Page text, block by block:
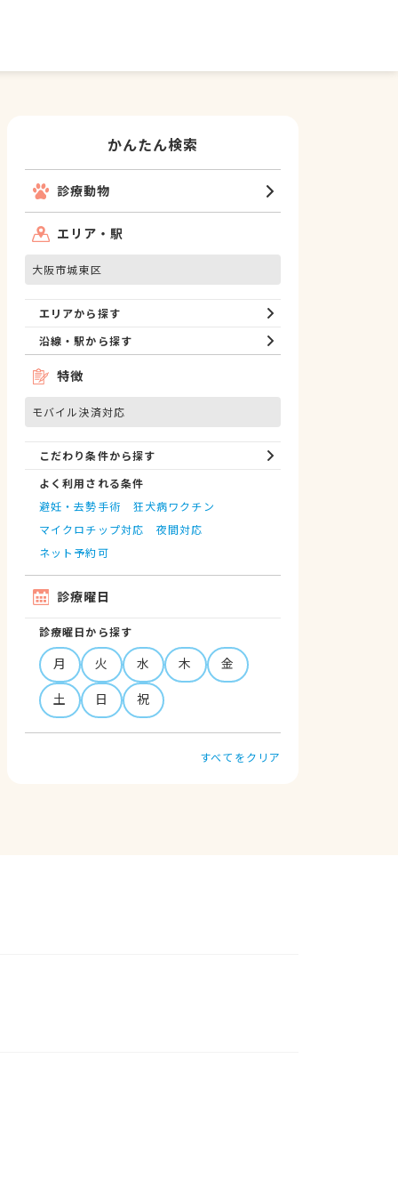
かんたん検索
診療動物
エリア・駅
大阪市城東区
エリアから探す
沿線・駅から探す
特徴
モバイル決済対応
こだわり条件から探す
よく利用される条件
避妊・去勢手術
狂犬病ワクチン
マイクロチップ対応
夜間対応
ネット予約可
診療曜日
診療曜日から探す
月 火 水 木
金
土
日 祝
すべてをクリア